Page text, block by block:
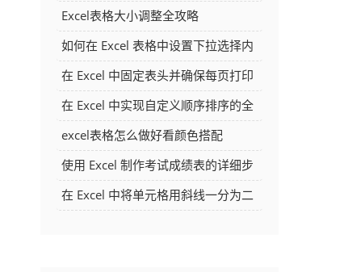
字的多种方法
Excel表格大小调整全攻略
如何在 Excel 表格中设置下拉选择内
容
在 Excel 中固定表头并确保每页打印
时都显示表头的方法详解
在 Excel 中实现自定义顺序排序的全
面指南
excel表格怎么做好看颜色搭配
使用 Excel 制作考试成绩表的详细步
骤及技巧
在 Excel 中将单元格用斜线一分为二